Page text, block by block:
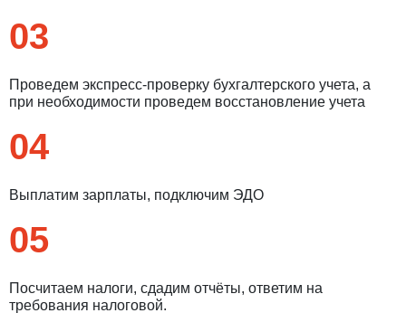
03
Проведем экспресс-проверку бухгалтерского учета, а
при необходимости проведем восстановление учета
04
Выплатим зарплаты, подключим ЭДО
05
Посчитаем налоги, сдадим отчёты, ответим на
требования налоговой.
перезвоним!
ПринимаюПолитику конфиденциальности